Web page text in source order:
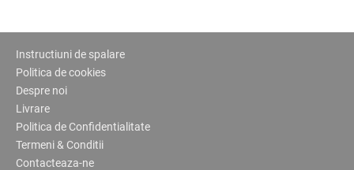
Instructiuni de spalare
Politica de cookies
Despre noi
Livrare
Politica de Confidentialitate
Termeni & Conditii
Contacteaza-ne